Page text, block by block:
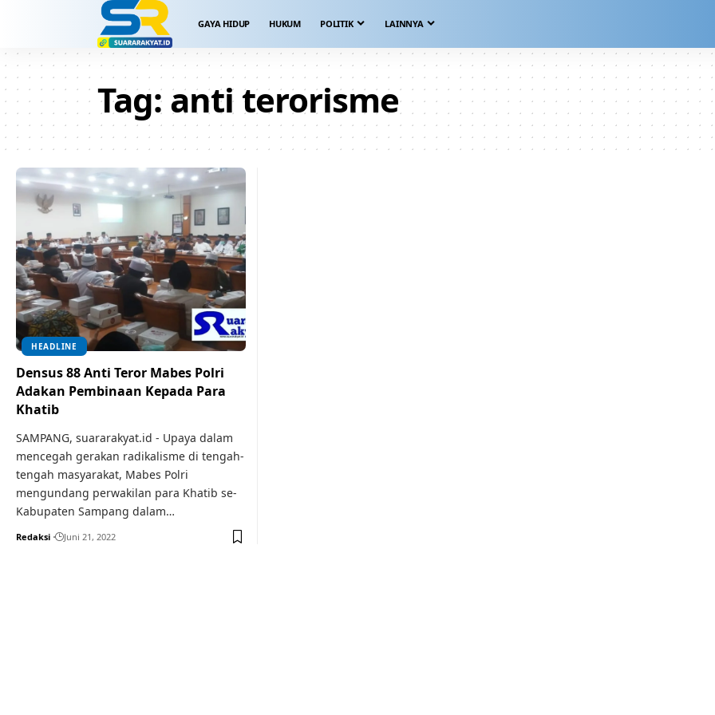
GAYA HIDUP HUKUM POLITIK LAINNYA
Tag:anti terorisme
HEADLINE
Densus 88 Anti Teror Mabes Polri
Adakan Pembinaan Kepada Para
Khatib
SAMPANG, suararakyat.id - Upaya dalam
mencegah gerakan radikalisme di tengah-
tengah masyarakat, Mabes Polri
mengundang perwakilan para Khatib se-
Kabupaten Sampang dalam…
Redaksi Juni 21, 2022